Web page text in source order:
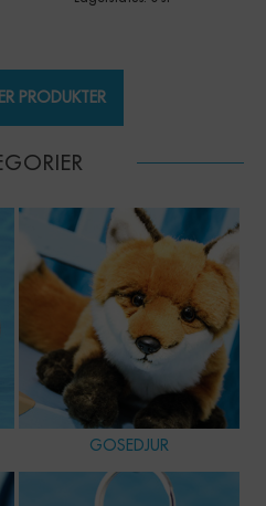
PRODUKTER
GOSEDJUR